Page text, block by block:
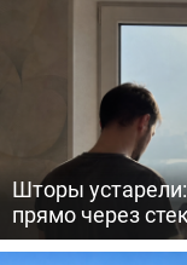
Шторы
прямо через